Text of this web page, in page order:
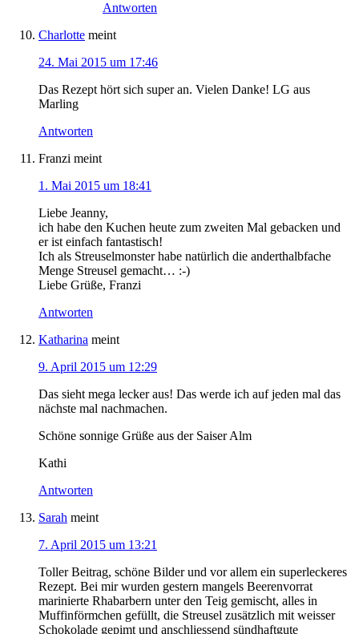
Antworten
Charlotte meint
24. Mai 2015 um 17:46
Das Rezept hört sich super an. Vielen Danke! LG aus
Marling
Antworten
Franzi meint
1. Mai 2015 um 18:41
Liebe Jeanny,
ich habe den Kuchen heute zum zweiten Mal gebacken und
er ist einfach fantastisch!
Ich als Streuselmonster habe natürlich die anderthalbfache
Menge Streusel gemacht… :-)
Liebe Grüße, Franzi
Antworten
Katharina meint
9. April 2015 um 12:29
Das sieht mega lecker aus! Das werde ich auf jeden mal das
nächste mal nachmachen.
Schöne sonnige Grüße aus der Saiser Alm
Kathi
Antworten
Sarah meint
7. April 2015 um 13:21
Toller Beitrag, schöne Bilder und vor allem ein superleckeres
Rezept. Bei mir wurden gestern mangels Beerenvorrat
marinierte Rhabarbern unter den Teig gemischt, alles in
Muffinförmchen gefüllt, die Streusel zusätzlich mit weisser
Schokolade gepimt und anschliessend sündhaftgute